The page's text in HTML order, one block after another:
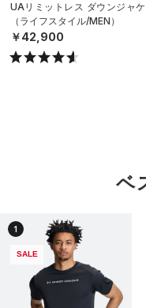
UAリミットレス ダウンジャケ
（ライフスタイル/MEN）
￥42,900
ベ
1
SALE